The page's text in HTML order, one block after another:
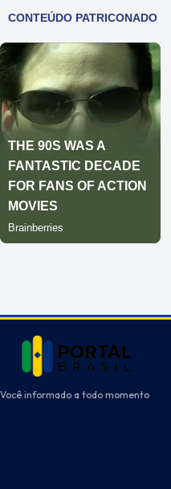
Você informado a todo momento